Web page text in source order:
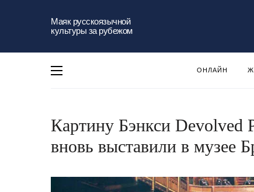
Маяк русскоязычной
культуры за рубежом
ОНЛАЙН
Картину Бэнкси Devolved
вновь выставили в музее